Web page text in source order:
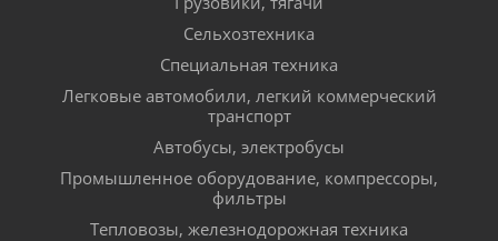
Сельхозтехника
Специальная техника
Легковые автомобили, легкий коммерческий
транспорт
Автобусы, электробусы
Промышленное оборудование, компрессоры,
фильтры
Тепловозы, железнодорожная техника